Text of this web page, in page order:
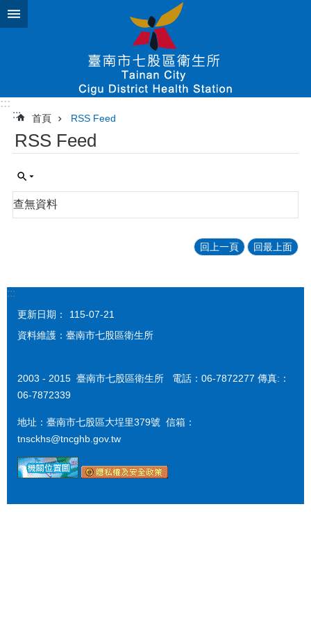
跳到主要內容區塊
:::
:::
首頁 RSS Feed
RSS Feed
查無資料
回上一頁 回最上面
:::
更新日期：
115-07-21
資料維護：臺南市七股區衛生所
2003 - 2015 臺南市七股區衛生所 電話：06-7872277 傳真:：
06-7872339
地址：臺南市七股區大埕里379號 信箱：
tnsckhs@tncghb.gov.tw